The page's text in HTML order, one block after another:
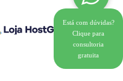
Está com dúvidas?
Clique para
consultoria
gratuita